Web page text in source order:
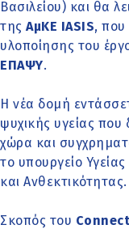
Βασιλείου) και θα
της ΑμΚΕ IASIS, που
υλοποίησης του
ΕΠΑΨΥ.
Η νέα δομή
ψυχικής υγείας που
χώρα και
το υπουργείο
και Ανθεκτικότητας.
Σκοπός του